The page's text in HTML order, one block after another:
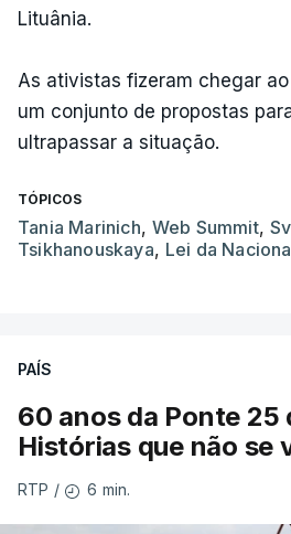
Lituânia.
As ativistas fizeram chegar
um conjunto de propostas
ultrapassar a situação.
TÓPICOS
Tania Marinich, Web Summit,
Tsikhanouskaya, Lei da
PAÍS
60 anos da Ponte 25
Histórias que não se
RTP / 6 min.